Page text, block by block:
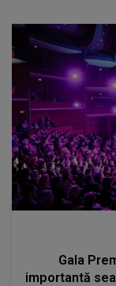
Gala
importantă